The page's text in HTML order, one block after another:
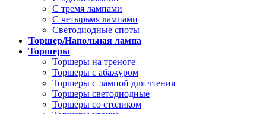
С тремя лампами
С четырьмя лампами
Светодиодные споты
Торшер/Напольная лампа
Торшеры
Торшеры на треноге
Торшеры с абажуром
Торшеры с лампой для чтения
Торшеры светодиодные
Торшеры со столиком